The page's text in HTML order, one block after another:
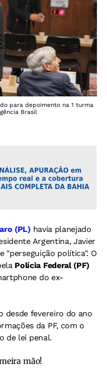
para depoimento na 1 turma
Brasil
(PL)havia planejado
Argentina, Javier
"perseguição política". O
Polícia Federal (PF)
do ex-
desde fevereiro do ano
da PF, com o
de lei penal.
mão!